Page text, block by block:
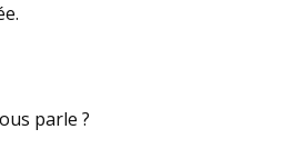
parle ?